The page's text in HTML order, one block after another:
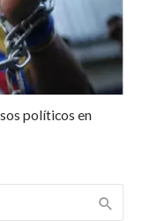
políticos en